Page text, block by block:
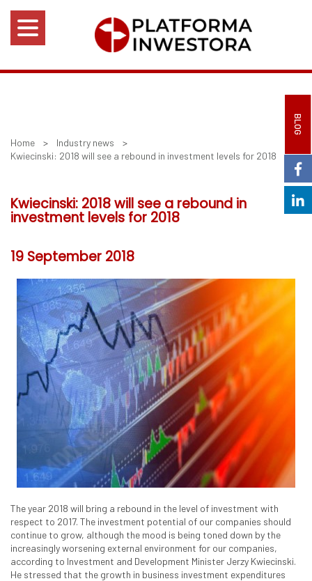
BLOG
Home > Industry news >
Kwiecinski: 2018 will see a rebound in investment levels for 2018
Kwiecinski: 2018 will see a rebound in
investment levels for 2018
19 September 2018
The year 2018 will bring a rebound in the level of investment with
respect to 2017. The investment potential of our companies should
continue to grow, although the mood is being toned down by the
increasingly worsening external environment for our companies,
according to Investment and Development Minister Jerzy Kwiecinski.
He stressed that the growth in business investment expenditures